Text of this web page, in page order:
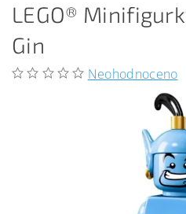
LEGO®
Gin
Neohodnoceno